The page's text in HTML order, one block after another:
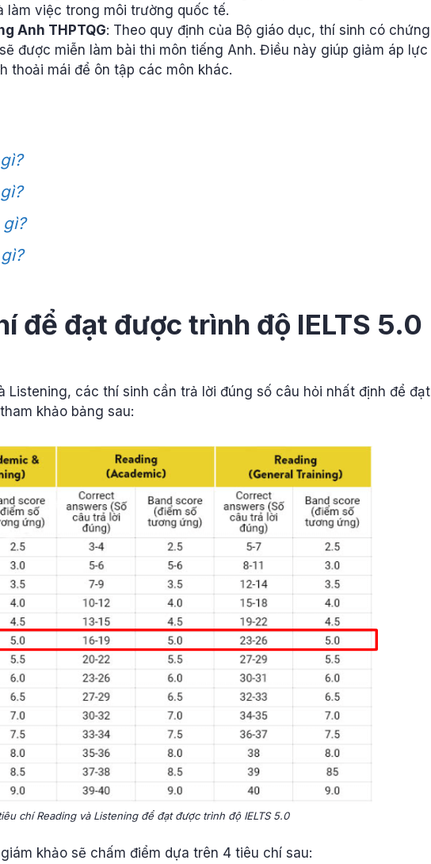
làm việc trong môi trường quốc tế.
Anh THPTQG: Theo quy định của Bộ giáo dục, thí sinh có chứng
được miễn làm bài thi môn tiếng Anh. Điều này giúp giảm áp lực
thoải mái để ôn tập các môn khác.
để đạt được trình độ IELTS 5.0
Listening, các thí sinh cần trả lời đúng số câu hỏi nhất định để đạt
khảo bảng sau:
chí Reading và Listening để đạt được trình độ IELTS 5.0
khảo sẽ chấm điểm dựa trên 4 tiêu chí sau: